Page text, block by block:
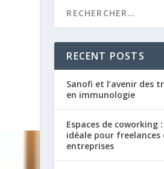
RECENT POSTS
Sanofi et l’avenir des
en immunologie
Espaces de coworking
idéale pour freelances
entreprises